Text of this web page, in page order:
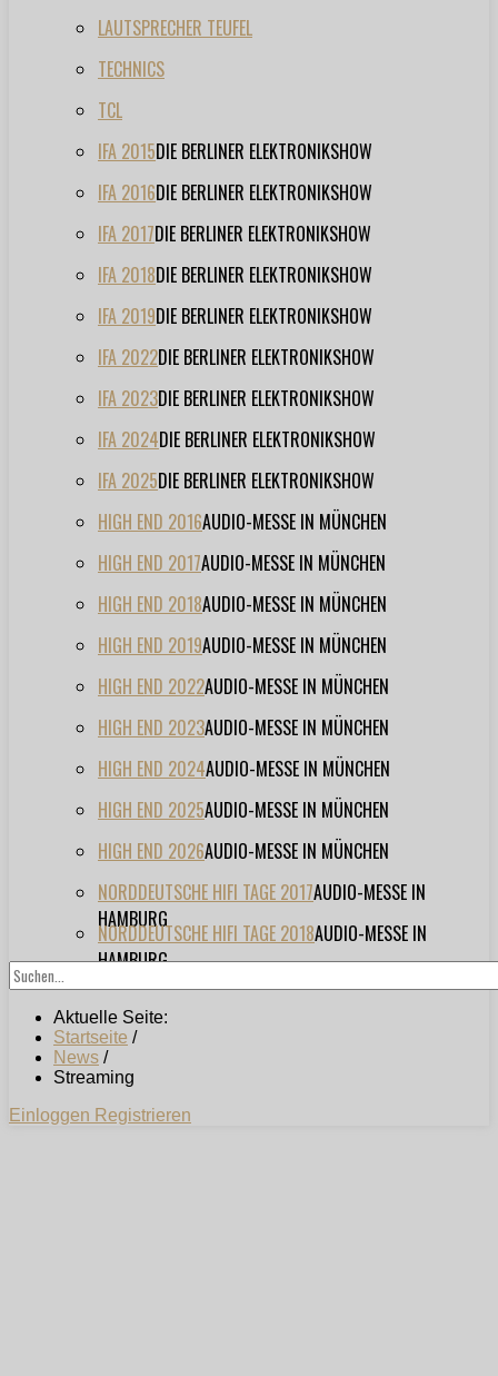
LAUTSPRECHER TEUFEL
TECHNICS
TCL
IFA 2015DIE BERLINER ELEKTRONIKSHOW
IFA 2016DIE BERLINER ELEKTRONIKSHOW
IFA 2017DIE BERLINER ELEKTRONIKSHOW
IFA 2018DIE BERLINER ELEKTRONIKSHOW
IFA 2019DIE BERLINER ELEKTRONIKSHOW
IFA 2022DIE BERLINER ELEKTRONIKSHOW
IFA 2023DIE BERLINER ELEKTRONIKSHOW
IFA 2024DIE BERLINER ELEKTRONIKSHOW
IFA 2025DIE BERLINER ELEKTRONIKSHOW
HIGH END 2016AUDIO-MESSE IN MÜNCHEN
HIGH END 2017AUDIO-MESSE IN MÜNCHEN
HIGH END 2018AUDIO-MESSE IN MÜNCHEN
HIGH END 2019AUDIO-MESSE IN MÜNCHEN
HIGH END 2022AUDIO-MESSE IN MÜNCHEN
HIGH END 2023AUDIO-MESSE IN MÜNCHEN
HIGH END 2024AUDIO-MESSE IN MÜNCHEN
HIGH END 2025AUDIO-MESSE IN MÜNCHEN
HIGH END 2026AUDIO-MESSE IN MÜNCHEN
NORDDEUTSCHE HIFI TAGE 2017AUDIO-MESSE IN
HAMBURG
NORDDEUTSCHE HIFI TAGE 2018AUDIO-MESSE IN
HAMBURG
Aktuelle Seite:
Startseite /
News /
Streaming
Einloggen Registrieren